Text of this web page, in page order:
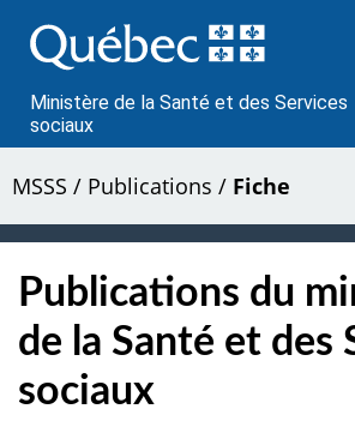
au
contenu
Ministère de la Santé et des Services
sociaux
MSSS / Publications / Fiche
Publications du
de la Santé et des
sociaux